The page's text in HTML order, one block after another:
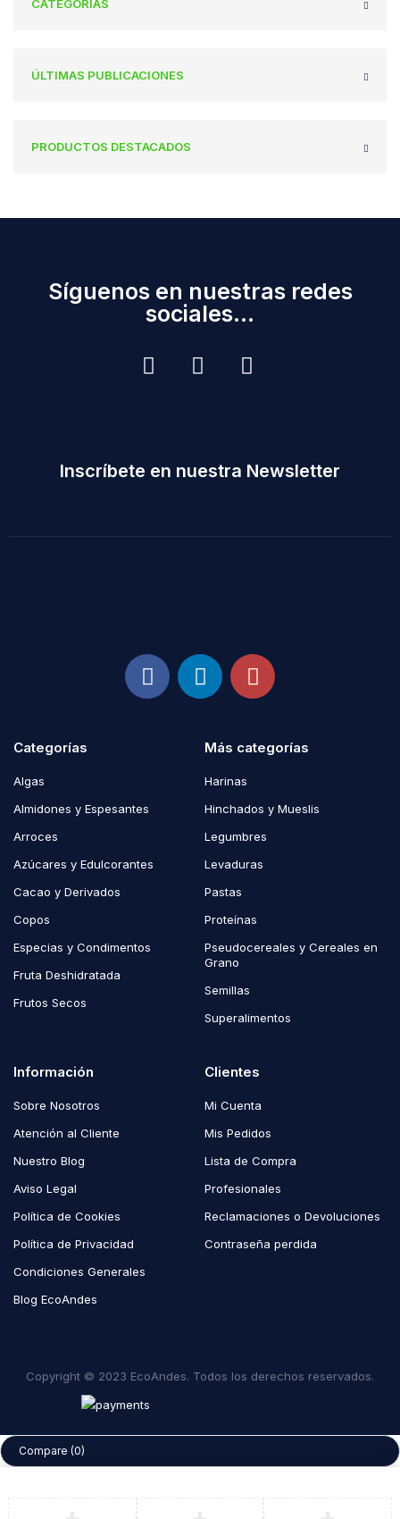
CATEGORÍAS
ÚLTIMAS PUBLICACIONES
PRODUCTOS DESTACADOS
Síguenos en nuestras redes
sociales...
Inscríbete en nuestra Newsletter
Categorías
Algas
Almidones y Espesantes
Arroces
Azúcares y Edulcorantes
Cacao y Derivados
Copos
Especias y Condimentos
Fruta Deshidratada
Frutos Secos
Más categorías
Harinas
Hinchados y Mueslis
Legumbres
Levaduras
Pastas
Proteínas
Pseudocereales y Cereales en
Grano
Semillas
Superalimentos
Información
Sobre Nosotros
Atención al Cliente
Nuestro Blog
Aviso Legal
Política de Cookies
Política de Privacidad
Condiciones Generales
Blog EcoAndes
Clientes
Mi Cuenta
Mis Pedidos
Lista de Compra
Profesionales
Reclamaciones o Devoluciones
Contraseña perdida
Copyright © 2023 EcoAndes. Todos los derechos reservados.
Compare (0)